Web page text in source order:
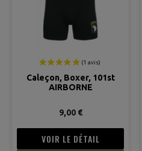
Caleçon, Boxer, 101st
AIRBORNE
9,00 €
VOIR LE DÉTAIL